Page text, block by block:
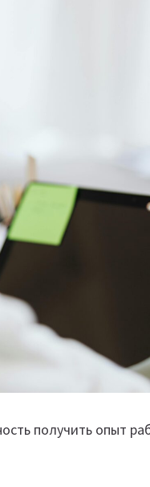
получить опыт